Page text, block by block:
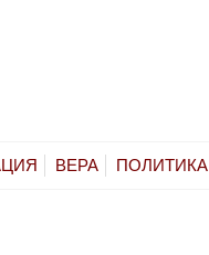
ВЕРА ПОЛИТИКА